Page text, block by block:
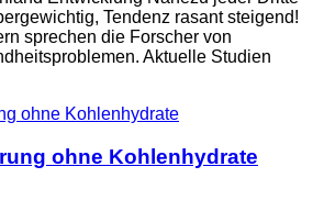
Tendenz rasant steigend!
sprechen die Forscher von
Aktuelle Studien
ohne Kohlenhydrate